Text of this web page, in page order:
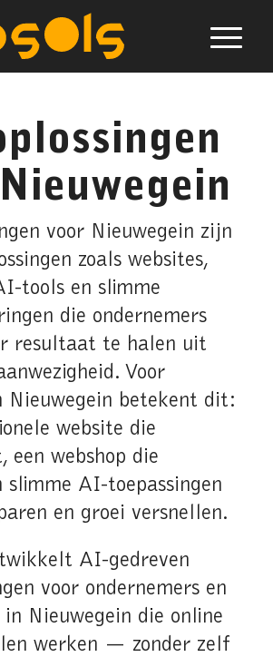
voor Nieuwegein zijn
zoals websites,
tools en slimme
die ondernemers
resultaat te halen uit
Voor
Nieuwegein betekent dit:
website die
een webshop die
slimme AI-toepassingen
en groei versnellen.
AI-gedreven
voor ondernemers en
Nieuwegein die online
werken — zonder zelf